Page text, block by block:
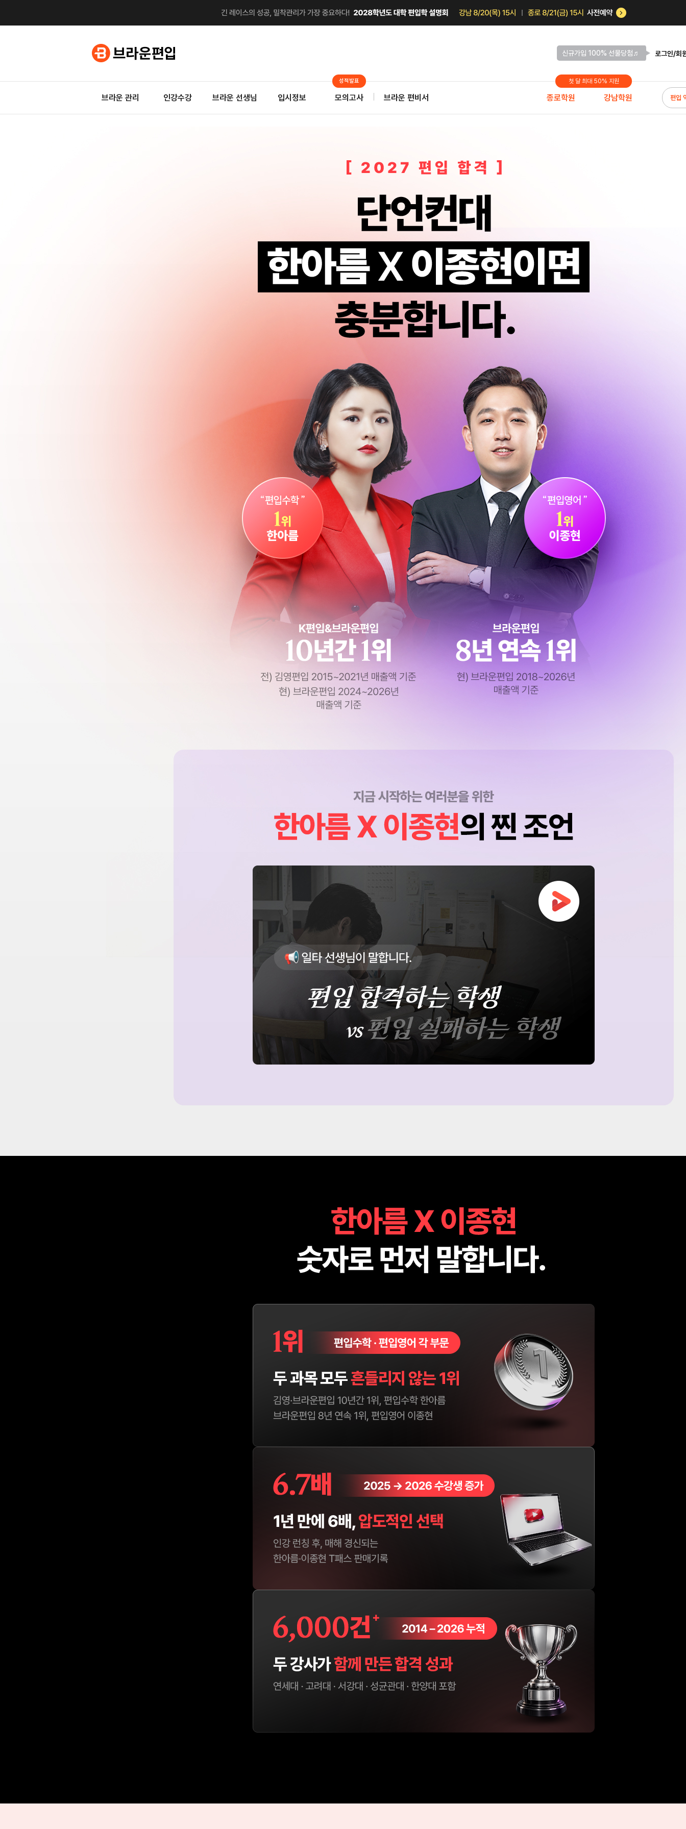
신규가입 100% 선물당첨♬ 로그인/회
브라운 관리 인강수강 브라운 선생님 입시정보 모의고사
성적발표
브라운 편비서 종로학원
첫 달 최대 50% 지원
강남학원 편입